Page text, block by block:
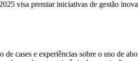
visa premiar iniciativas de gestão
cases e experiências sobre o uso de